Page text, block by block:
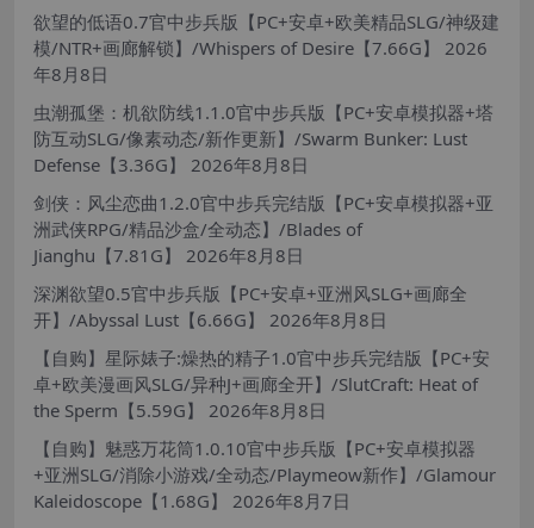
欲望的低语0.7官中步兵版【PC+安卓+欧美精品SLG/神级建
模/NTR+画廊解锁】/Whispers of Desire【7.66G】
2026
年8月8日
虫潮孤堡：机欲防线1.1.0官中步兵版【PC+安卓模拟器+塔
防互动SLG/像素动态/新作更新】/Swarm Bunker: Lust
Defense【3.36G】
2026年8月8日
剑侠：风尘恋曲1.2.0官中步兵完结版【PC+安卓模拟器+亚
洲武侠RPG/精品沙盒/全动态】/Blades of
Jianghu【7.81G】
2026年8月8日
深渊欲望0.5官中步兵版【PC+安卓+亚洲风SLG+画廊全
开】/Abyssal Lust【6.66G】
2026年8月8日
【自购】星际婊子:燥热的精子1.0官中步兵完结版【PC+安
卓+欧美漫画风SLG/异种J+画廊全开】/SlutCraft: Heat of
the Sperm【5.59G】
2026年8月8日
【自购】魅惑万花筒1.0.10官中步兵版【PC+安卓模拟器
+亚洲SLG/消除小游戏/全动态/Playmeow新作】/Glamour
Kaleidoscope【1.68G】
2026年8月7日